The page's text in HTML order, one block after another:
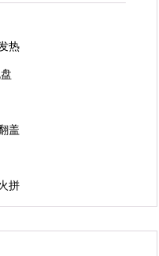
热
盖
拼